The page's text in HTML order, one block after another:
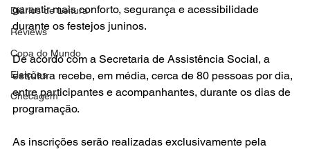
Diários de Leitura
Reviews
Copa do Mundo
Eleições
Checagem
garantir mais conforto, segurança e acessibilidade
durante os festejos juninos.
De acordo com a Secretaria de Assistência Social, a
estrutura recebe, em média, cerca de 80 pessoas por dia,
entre participantes e acompanhantes, durante os dias de
programação.
As inscrições serão realizadas exclusivamente pela